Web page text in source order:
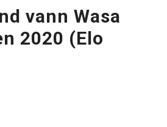
vann Wasa
2020 (Elo